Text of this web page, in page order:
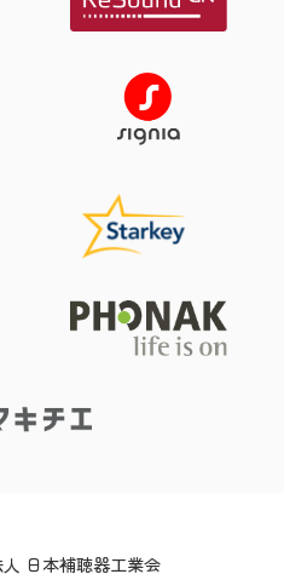
日本補聴器工業会